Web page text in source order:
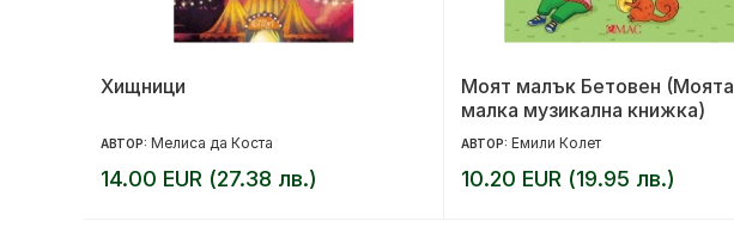
Хищници
АВТОР: Мелиса да Коста
14.00 EUR (27.38 лв.)
Моят малък Бетовен (Моята
малка музикална книжка)
АВТОР: Емили Колет
10.20 EUR (19.95 лв.)